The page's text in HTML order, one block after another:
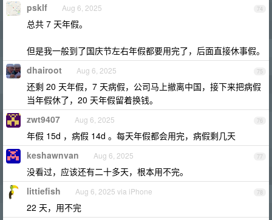
74
psklf Aug 6, 2025
总共 7 天年假。
但是我一般到了国庆节左右年假都要用完了，后面直接休事假。
75
dhairoot Aug 6, 2025
还剩 20 天年假，7 天病假，公司马上撤离中国，接下来把病假
当年假休了，20 天年假留着换钱。
76
zwt9407 Aug 6, 2025
年假 15d ，病假 14d 。每天年假都会用完，病假剩几天
77
keshawnvan Aug 6, 2025
没看过，应该还有二十多天，根本用不完。
78
littiefish Aug 6, 2025 via iPhone
22 天，用不完